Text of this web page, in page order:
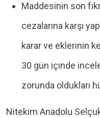
Maddesinin son
cezalarına karşı
karar ve eklerinin
30 gün içinde
zorunda oldukları
Nitekim Anadolu